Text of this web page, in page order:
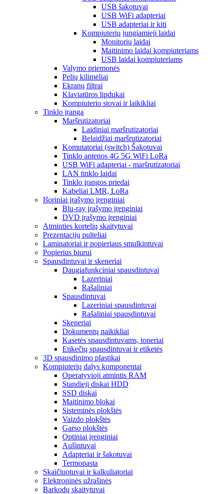
USB šakotuvai
USB WiFi adapteriai
USB adapteriai ir kiti
Kompiuterių jungiamieji laidai
Monitorių laidai
Maitinimo laidai kompiuteriams
USB laidai kompiuteriams
Valymo priemonės
Pelių kilimėliai
Ekranų filtrai
Klaviatūros lipdukai
Kompiuterio stovai ir laikikliai
Tinklo įranga
Maršrutizatoriai
Laidiniai maršrutizatoriai
Belaidžiai maršrutizatoriai
Komutatoriai (switch) Šakotuvai
Tinklo antenos 4G 5G WiFi LoRa
USB WiFi adapteriai - maršrutizatoriai
LAN tinklo laidai
Tinklo įrangos priedai
Kabeliai LMR, LoRa
Išoriniai įrašymo įrenginiai
Blu-ray įrašymo įrenginiai
DVD įrašymo įrenginiai
Atminties kortelių skaitytuvai
Prezentacijų pulteliai
Laminatoriai ir popieriaus smulkintuvai
Popierius biurui
Spausdintuvai ir skeneriai
Daugiafunkciniai spausdintuvai
Lazeriniai
Rašaliniai
Spausdintuvai
Lazeriniai spausdintuvai
Rašaliniai spausdintuvai
Skeneriai
Dokumentų naikikliai
Kasetės spausdintuvams, toneriai
Etikečių spausdintuvai ir etiketės
3D spausdinimo plastikai
Kompiuterių dalys komponentai
Operatyvioji atmintis RAM
Standieji diskai HDD
SSD diskai
Maitinimo blokai
Sisteminės plokštės
Vaizdo plokštės
Garso plokštės
Optiniai įrenginiai
Aušintuvai
Adapteriai ir šakotuvai
Termopasta
Skaičiuotuvai ir kalkuliatoriai
Elektroninės užrašinės
Barkodų skaitytuvai